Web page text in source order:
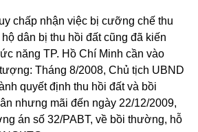
chấp nhận việc bị cưỡng chế thu
dân bị thu hồi đất cũng đã kiến
năng TP. Hồ Chí Minh cần vào
Tháng 8/2008, Chủ tịch UBND
quyết định thu hồi đất và bồi
nhưng mãi đến ngày 22/12/2009,
án số 32/PABT, về bồi thường, hỗ